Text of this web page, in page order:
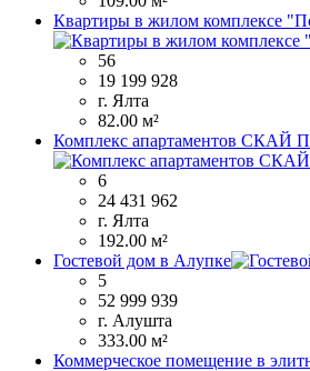
Квартиры в жилом комплексе
56
19 199 928
г. Ялта
82.00 м²
Комплекс апартаментов СКАЙ
6
24 431 962
г. Ялта
192.00 м²
Гостевой дом в Алупке
5
52 999 939
г. Алушта
333.00 м²
Коммерческое помещение в